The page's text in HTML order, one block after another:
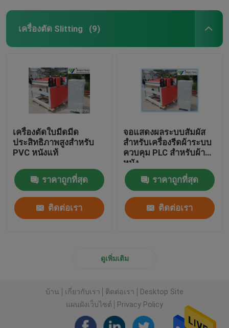
เครื่องตัด Slitting (9)
เครื่องตัดใบมีดมีด
ประสิทธิภาพสูงสำหรับ
PVC หนังแท้
ราคาถูกที่สุด
ติดต่อเรา
จอแสดงผลระบบสัมผัส
สำหรับเครื่องรีดผ้าระบบ
ควบคุม PLC สำหรับผ้า
หนัง
ราคาถูกที่สุด
ติดต่อเรา
ดูเพิ่มเติม
บ้าน เกี่ยวกับเรา ติดต่อเรา
Desktop Site
แผนผังเว็บไซต์
Privacy Policy